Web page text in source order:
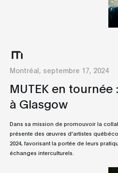
Montréal, septembre 17, 2024
MUTEK en tournée
à Glasgow
Dans sa mission de promouvoir la
présente des œuvres d'artistes
2024, favorisant la portée de leurs
échanges interculturels.